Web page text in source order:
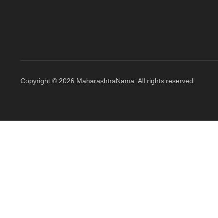
Copyright © 2026 MaharashtraNama. All rights reserved.